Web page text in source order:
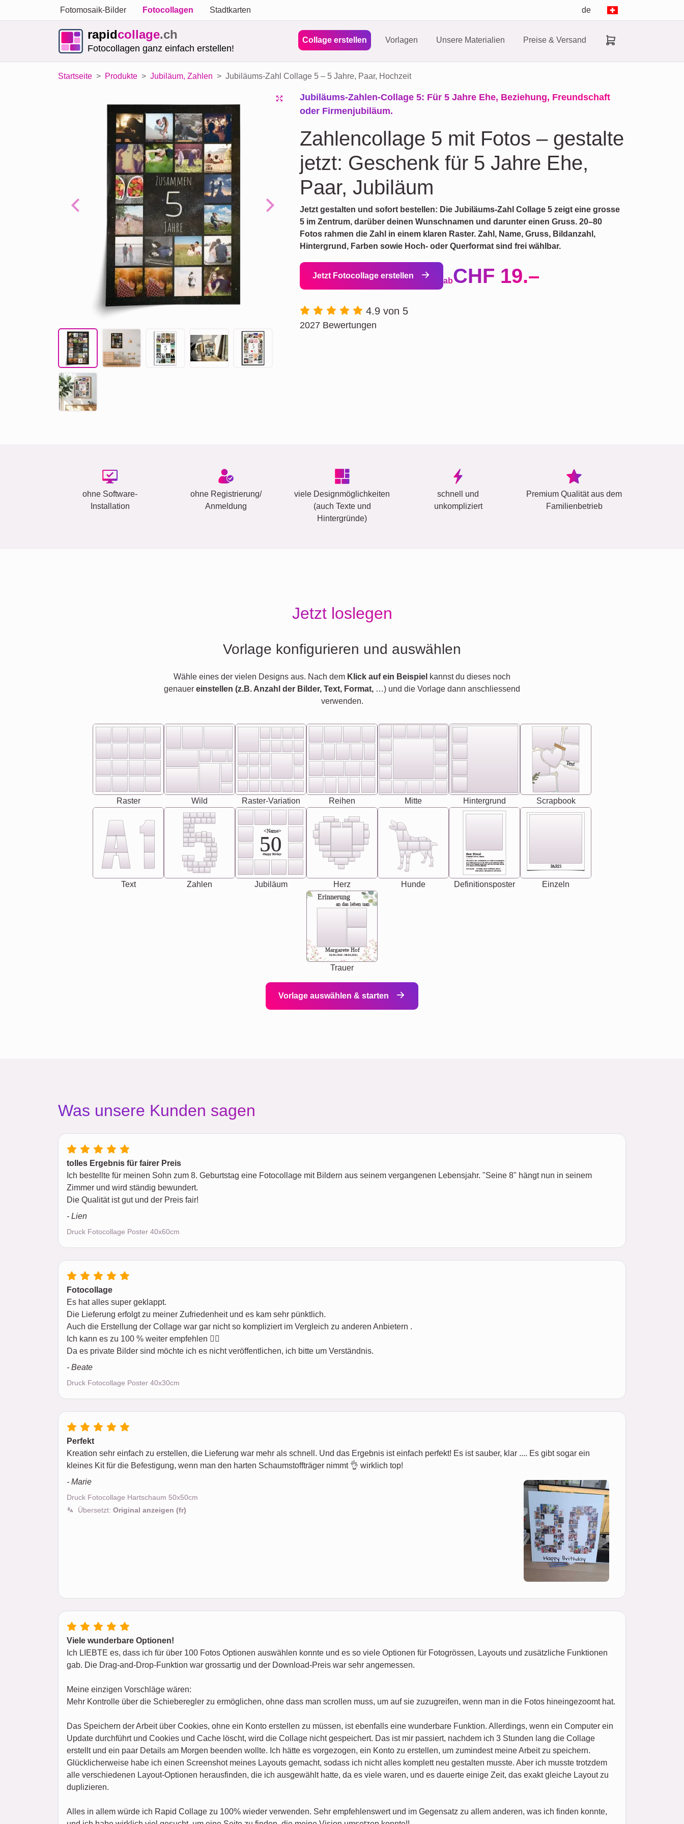
Fotomosaik-Bilder Fotocollagen Stadtkarten de
rapidcollage.ch
Fotocollagen ganz einfach erstellen!
Collage erstellen Vorlagen Unsere Materialien Preise & Versand
Startseite Produkte Jubiläum, Zahlen Jubiläums-Zahl Collage 5 – 5 Jahre, Paar, Hochzeit
Previous Next
Jubiläums-Zahlen-Collage 5: Für 5 Jahre Ehe, Beziehung, Freundschaft
oder Firmenjubiläum.
Zahlencollage 5 mit Fotos – gestalte
jetzt: Geschenk für 5 Jahre Ehe,
Paar, Jubiläum
Jetzt gestalten und sofort bestellen: Die Jubiläums‑Zahl Collage 5 zeigt eine grosse
5 im Zentrum, darüber deinen Wunschnamen und darunter einen Gruss. 20–80
Fotos rahmen die Zahl in einem klaren Raster. Zahl, Name, Gruss, Bildanzahl,
Hintergrund, Farben sowie Hoch‑ oder Querformat sind frei wählbar.
Jetzt Fotocollage erstellen
abCHF 19.–
4.9 von 5
2027 Bewertungen
ohne Software-
Installation
ohne Registrierung/
Anmeldung
viele Designmöglichkeiten
(auch Texte und
Hintergründe)
schnell und
unkompliziert
Premium Qualität aus dem
Familienbetrieb
Jetzt loslegen
Vorlage konfigurieren und auswählen
Wähle eines der vielen Designs aus. Nach dem Klick auf ein Beispiel kannst du dieses noch
genauer einstellen (z.B. Anzahl der Bilder, Text, Format, …) und die Vorlage dann anschliessend
verwenden.
Raster Wild Raster-Variation Reihen Mitte Hintergrund
Text
Scrapbook
Text Zahlen
<Name>
50
-Happy Birday-
Jubiläum Herz Hunde
Best Friend
[<NAME>] Noun, feminie
Synonyms: Soulmate, closet confidante, sister at
heart person, life partner in adventure.
The person who understands you without explanation
you accepts just as you are. She's your partner in life's,
chaos your biggest supporter, and the one with whom
you share your best memories.
Definitionsposter
PARIS
Einzeln
Erinnerung
an das leben uan
Margarete Hof
02.05.1940 - 08.04.2021
Trauer
Vorlage auswählen & starten
Was unsere Kunden sagen
tolles Ergebnis für fairer Preis
Ich bestellte für meinen Sohn zum 8. Geburtstag eine Fotocollage mit Bildern aus seinem vergangenen Lebensjahr. "Seine 8" hängt nun in seinem
Zimmer und wird ständig bewundert.
Die Qualität ist gut und der Preis fair!
- Lien
Druck Fotocollage Poster 40x60cm
Fotocollage
Es hat alles super geklappt.
Die Lieferung erfolgt zu meiner Zufriedenheit und es kam sehr pünktlich.
Auch die Erstellung der Collage war gar nicht so kompliziert im Vergleich zu anderen Anbietern .
Ich kann es zu 100 % weiter empfehlen 👍🏼
Da es private Bilder sind möchte ich es nicht veröffentlichen, ich bitte um Verständnis.
- Beate
Druck Fotocollage Poster 40x30cm
Perfekt
Kreation sehr einfach zu erstellen, die Lieferung war mehr als schnell. Und das Ergebnis ist einfach perfekt! Es ist sauber, klar .... Es gibt sogar ein
kleines Kit für die Befestigung, wenn man den harten Schaumstoffträger nimmt 👌 wirklich top!
- Marie
Druck Fotocollage Hartschaum 50x50cm
Übersetzt: Original anzeigen (fr)
Viele wunderbare Optionen!
Ich LIEBTE es, dass ich für über 100 Fotos Optionen auswählen konnte und es so viele Optionen für Fotogrössen, Layouts und zusätzliche Funktionen
gab. Die Drag-and-Drop-Funktion war grossartig und der Download-Preis war sehr angemessen.
Meine einzigen Vorschläge wären:
Mehr Kontrolle über die Schieberegler zu ermöglichen, ohne dass man scrollen muss, um auf sie zuzugreifen, wenn man in die Fotos hineingezoomt hat.
Das Speichern der Arbeit über Cookies, ohne ein Konto erstellen zu müssen, ist ebenfalls eine wunderbare Funktion. Allerdings, wenn ein Computer ein
Update durchführt und Cookies und Cache löscht, wird die Collage nicht gespeichert. Das ist mir passiert, nachdem ich 3 Stunden lang die Collage
erstellt und ein paar Details am Morgen beenden wollte. Ich hätte es vorgezogen, ein Konto zu erstellen, um zumindest meine Arbeit zu speichern.
Glücklicherweise habe ich einen Screenshot meines Layouts gemacht, sodass ich nicht alles komplett neu gestalten musste. Aber ich musste trotzdem
alle verschiedenen Layout-Optionen herausfinden, die ich ausgewählt hatte, da es viele waren, und es dauerte einige Zeit, das exakt gleiche Layout zu
duplizieren.
Alles in allem würde ich Rapid Collage zu 100% wieder verwenden. Sehr empfehlenswert und im Gegensatz zu allem anderen, was ich finden konnte,